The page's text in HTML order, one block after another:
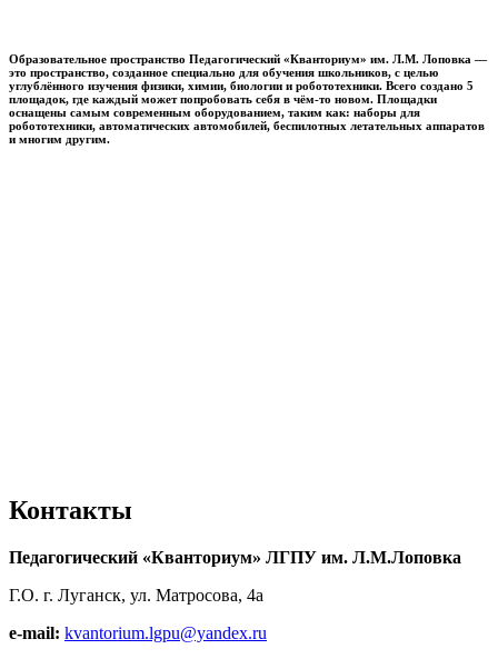
Образовательное пространство Педагогический «Кванториум» им. Л.М. Лоповка —
это пространство, созданное специально для обучения школьников, с целью
углублённого изучения физики, химии, биологии и робототехники. Всего создано 5
площадок, где каждый может попробовать себя в чём-то новом. Площадки
оснащены самым современным оборудованием, таким как: наборы для
робототехники, автоматических автомобилей, беспилотных летательных аппаратов
и многим другим.
Контакты
Педагогический «Кванториум» ЛГПУ им. Л.М.Лоповка
Г.О. г. Луганск, ул. Матросова, 4а
e-mail: kvantorium.lgpu@yandex.ru